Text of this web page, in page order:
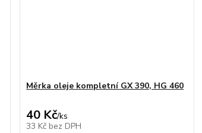
Měrka oleje kompletní GX 390, HG 460
40 Kč/ks
33 Kč bez DPH